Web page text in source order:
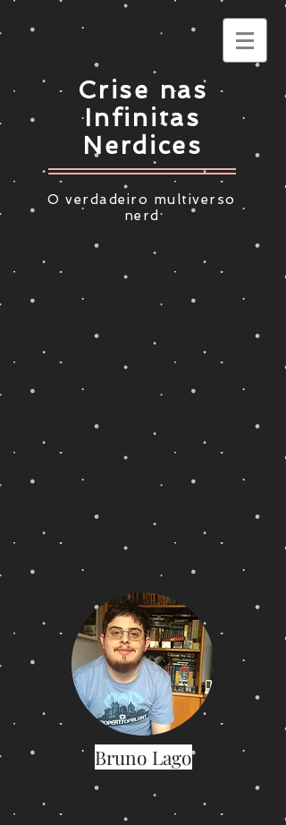
Crise nas
Infinitas
Nerdices
O verdadeiro multiverso
nerd
Bruno Lago